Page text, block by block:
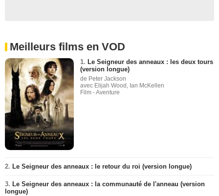
Meilleurs films en VOD
1. Le Seigneur des anneaux : les deux tours
(version longue)
de Peter Jackson
avec Elijah Wood, Ian McKellen
Film - Aventure
2. Le Seigneur des anneaux : le retour du roi (version longue)
3. Le Seigneur des anneaux : la communauté de l'anneau (version
longue)